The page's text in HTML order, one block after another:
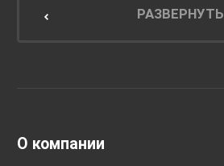
Мебель для кухниРАЗВЕРНУТЬ
О компании